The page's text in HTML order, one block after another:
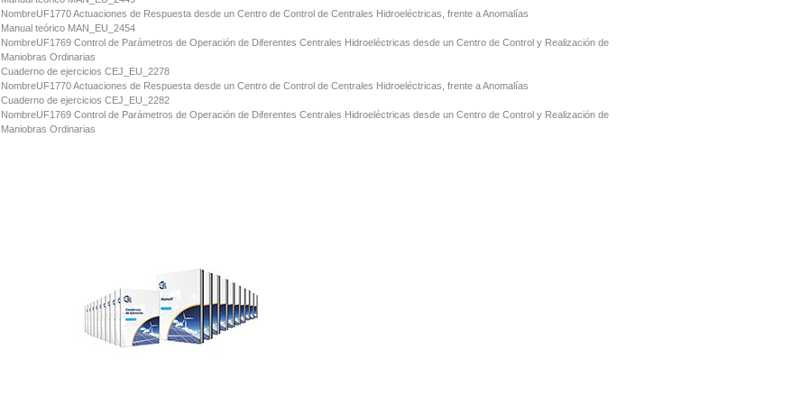
NombreUF1770 Actuaciones de Respuesta desde un Centro de Control de Centrales Hidroeléctricas, frente a Anomalías
Manual teórico MAN_EU_2454
NombreUF1769 Control de Parámetros de Operación de Diferentes Centrales Hidroeléctricas desde un Centro de Control y Realización de
Maniobras Ordinarias
Cuaderno de ejercicios CEJ_EU_2278
NombreUF1770 Actuaciones de Respuesta desde un Centro de Control de Centrales Hidroeléctricas, frente a Anomalías
Cuaderno de ejercicios CEJ_EU_2282
NombreUF1769 Control de Parámetros de Operación de Diferentes Centrales Hidroeléctricas desde un Centro de Control y Realización de
Maniobras Ordinarias